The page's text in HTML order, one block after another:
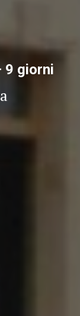
9 giorni